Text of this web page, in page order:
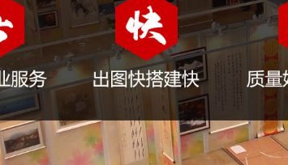
服务范围
文化建设